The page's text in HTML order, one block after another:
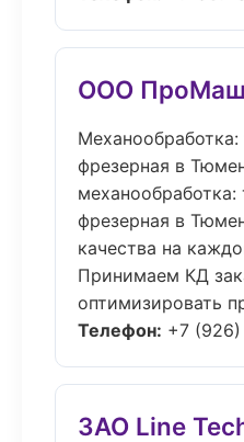
ООО ПроМаш
Механообработка:
фрезерная в
механообработка:
фрезерная в
качества на
Принимаем КД
оптимизировать
Телефон: +7
ЗАО Line